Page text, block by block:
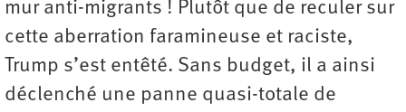
mur anti-migrants ! Plutôt que de reculer sur
cette aberration faramineuse et raciste,
Trump s’est entêté. Sans budget, il a ainsi
déclenché une panne quasi-totale de